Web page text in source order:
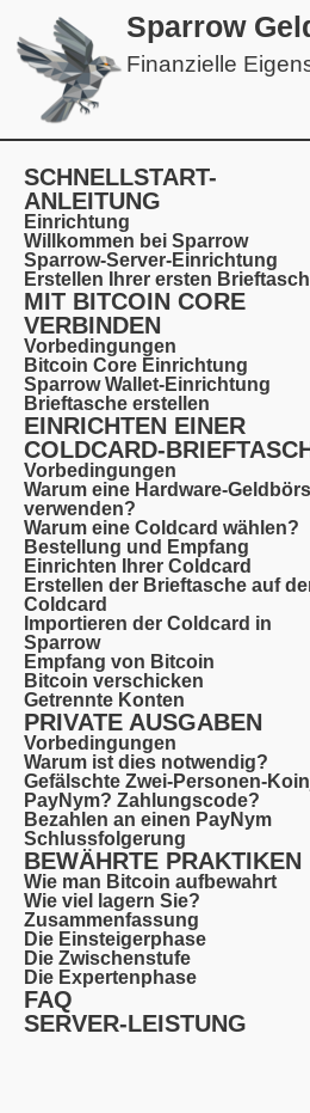
Sparrow
Finanzielle
SCHNELLSTART-
ANLEITUNG
Einrichtung
Willkommen bei Sparrow
Sparrow-Server-Einrichtung
Erstellen Ihrer ersten
MIT BITCOIN CORE
VERBINDEN
Vorbedingungen
Bitcoin Core Einrichtung
Sparrow Wallet-Einrichtung
Brieftasche erstellen
EINRICHTEN EINER
COLDCARD-
Vorbedingungen
Warum eine Hardware-
verwenden?
Warum eine Coldcard wählen?
Bestellung und Empfang
Einrichten Ihrer Coldcard
Erstellen der Brieftasche auf
Coldcard
Importieren der Coldcard in
Sparrow
Empfang von Bitcoin
Bitcoin verschicken
Getrennte Konten
PRIVATE AUSGABEN
Vorbedingungen
Warum ist dies notwendig?
Gefälschte Zwei-Personen-
PayNym? Zahlungscode?
Bezahlen an einen PayNym
Schlussfolgerung
BEWÄHRTE PRAKTIKEN
Wie man Bitcoin aufbewahrt
Wie viel lagern Sie?
Zusammenfassung
Die Einsteigerphase
Die Zwischenstufe
Die Expertenphase
FAQ
SERVER-LEISTUNG